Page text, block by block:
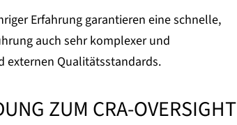
Erfahrung garantieren eine schnelle,
auch sehr komplexer und
externen Qualitätsstandards.
ZUM CRA-OVERSIGHT